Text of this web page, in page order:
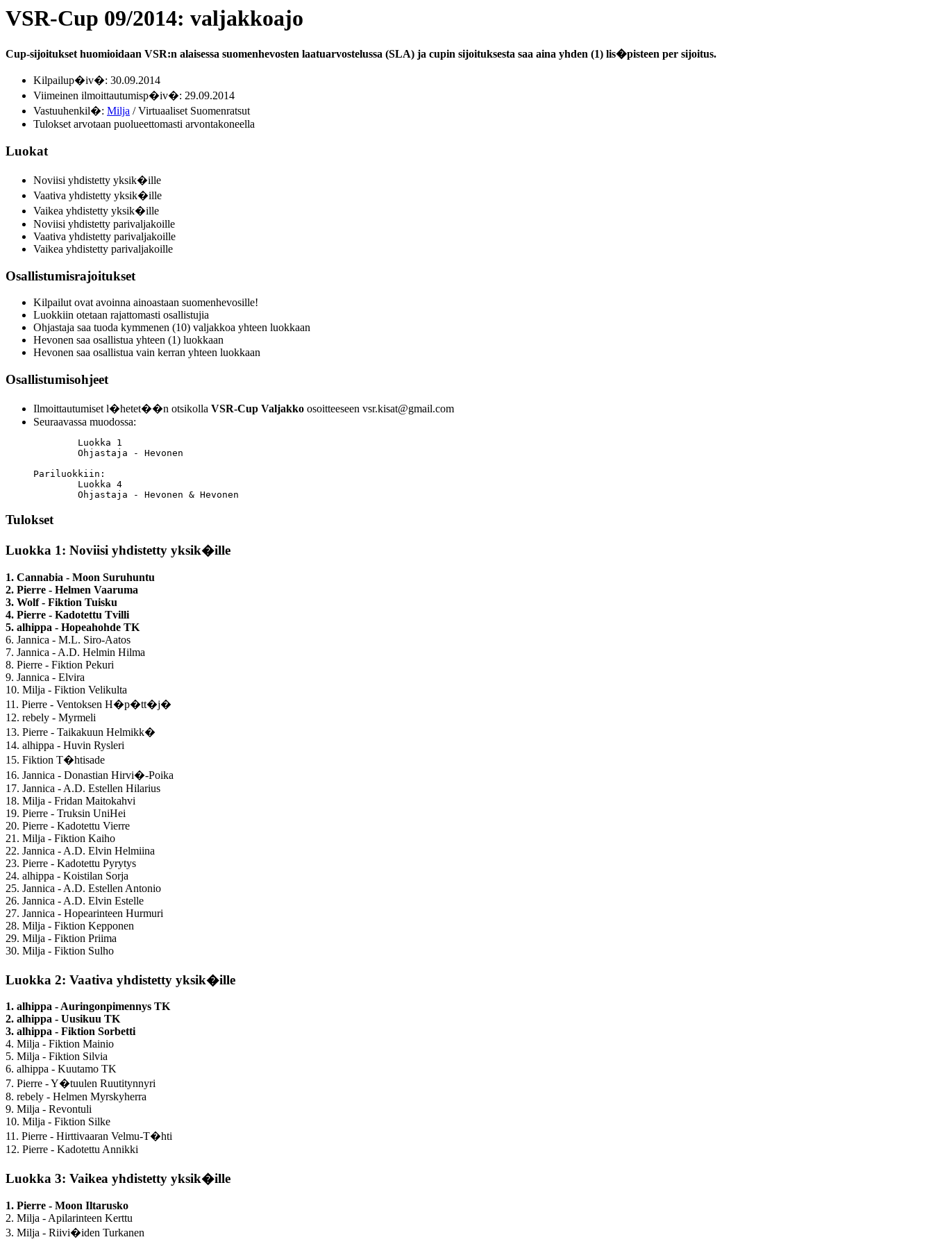
VSR-Cup 09/2014: valjakkoajo
Cup-sijoitukset huomioidaan VSR:n alaisessa suomenhevosten laatuarvostelussa (SLA) ja cupin sijoituksesta saa aina yhden (1) lis�pisteen per sijoitus.
Kilpailup�iv�: 30.09.2014
Viimeinen ilmoittautumisp�iv�: 29.09.2014
Vastuuhenkil�: Milja / Virtuaaliset Suomenratsut
Tulokset arvotaan puolueettomasti arvontakoneella
Luokat
Noviisi yhdistetty yksik�ille
Vaativa yhdistetty yksik�ille
Vaikea yhdistetty yksik�ille
Noviisi yhdistetty parivaljakoille
Vaativa yhdistetty parivaljakoille
Vaikea yhdistetty parivaljakoille
Osallistumisrajoitukset
Kilpailut ovat avoinna ainoastaan suomenhevosille!
Luokkiin otetaan rajattomasti osallistujia
Ohjastaja saa tuoda kymmenen (10) valjakkoa yhteen luokkaan
Hevonen saa osallistua yhteen (1) luokkaan
Hevonen saa osallistua vain kerran yhteen luokkaan
Osallistumisohjeet
Ilmoittautumiset l�hetet��n otsikolla VSR-Cup Valjakko osoitteeseen vsr.kisat@gmail.com
Seuraavassa muodossa:
Pariluokkiin:
	Ohjastaja - Hevonen & Hevonen
Tulokset
Luokka 1: Noviisi yhdistetty yksik�ille
1. Cannabia - Moon Suruhuntu
2. Pierre - Helmen Vaaruma
3. Wolf - Fiktion Tuisku
4. Pierre - Kadotettu Tvilli
5. alhippa - Hopeahohde TK
6. Jannica - M.L. Siro-Aatos
7. Jannica - A.D. Helmin Hilma
8. Pierre - Fiktion Pekuri
9. Jannica - Elvira
10. Milja - Fiktion Velikulta
11. Pierre - Ventoksen H�p�tt�j�
12. rebely - Myrmeli
13. Pierre - Taikakuun Helmikk�
14. alhippa - Huvin Rysleri
15. Fiktion T�htisade
16. Jannica - Donastian Hirvi�-Poika
17. Jannica - A.D. Estellen Hilarius
18. Milja - Fridan Maitokahvi
19. Pierre - Truksin UniHei
20. Pierre - Kadotettu Vierre
21. Milja - Fiktion Kaiho
22. Jannica - A.D. Elvin Helmiina
23. Pierre - Kadotettu Pyrytys
24. alhippa - Koistilan Sorja
25. Jannica - A.D. Estellen Antonio
26. Jannica - A.D. Elvin Estelle
27. Jannica - Hopearinteen Hurmuri
28. Milja - Fiktion Kepponen
29. Milja - Fiktion Priima
30. Milja - Fiktion Sulho
Luokka 2: Vaativa yhdistetty yksik�ille
1. alhippa - Auringonpimennys TK
2. alhippa - Uusikuu TK
3. alhippa - Fiktion Sorbetti
4. Milja - Fiktion Mainio
5. Milja - Fiktion Silvia
6. alhippa - Kuutamo TK
7. Pierre - Y�tuulen Ruutitynnyri
8. rebely - Helmen Myrskyherra
9. Milja - Revontuli
10. Milja - Fiktion Silke
11. Pierre - Hirttivaaran Velmu-T�hti
12. Pierre - Kadotettu Annikki
Luokka 3: Vaikea yhdistetty yksik�ille
1. Pierre - Moon Iltarusko
2. Milja - Apilarinteen Kerttu
3. Milja - Riivi�iden Turkanen